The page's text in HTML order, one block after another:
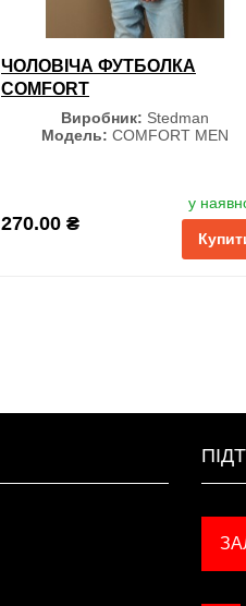
ЧОЛОВІЧА ФУТБОЛКА
COMFORT
Виробник: Stedman
Модель: COMFORT MEN
270.00 ₴
у